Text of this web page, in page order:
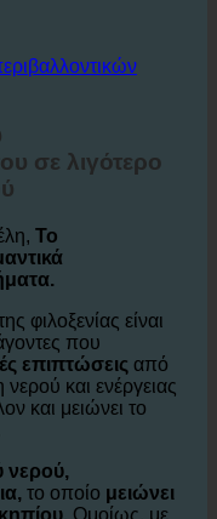
σε λιγότερο
φιλοξενίας είναι
που
επιπτώσεις
και ενέργειας
και μειώνει το